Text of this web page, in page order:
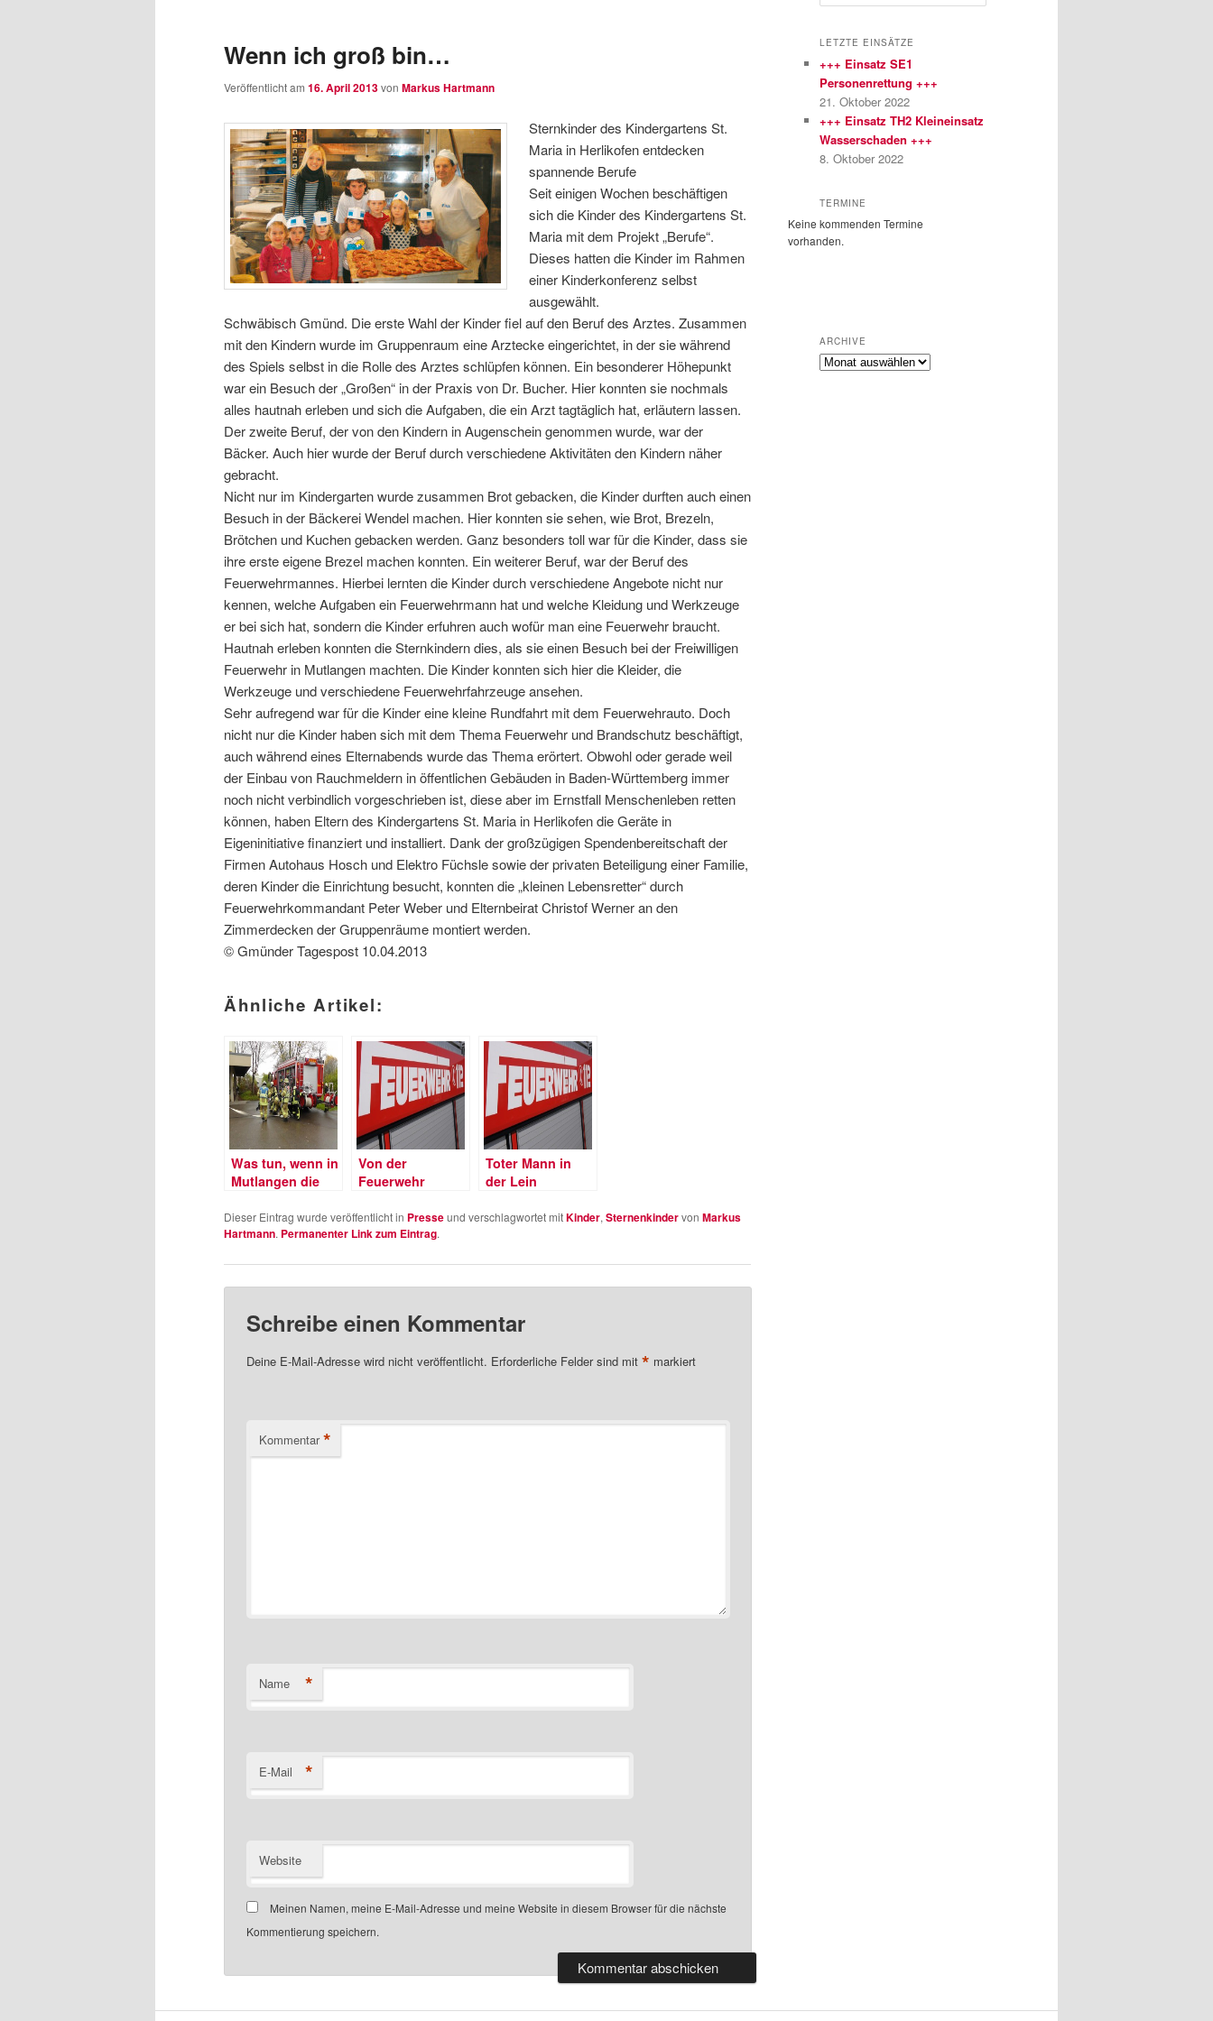
wechseln
Wenn ich groß bin…
Veröffentlicht am 16. April 2013von Markus Hartmann
Sternkinder des Kindergartens St.
Maria in Herlikofen entdecken
spannende Berufe
Seit einigen Wochen beschäftigen
sich die Kinder des Kindergartens St.
Maria mit dem Projekt „Berufe“.
Dieses hatten die Kinder im Rahmen
einer Kinderkonferenz selbst
ausgewählt.
Schwäbisch Gmünd. Die erste Wahl der Kinder fiel auf den Beruf des Arztes. Zusammen
mit den Kindern wurde im Gruppenraum eine Arztecke eingerichtet, in der sie während
des Spiels selbst in die Rolle des Arztes schlüpfen können. Ein besonderer Höhepunkt
war ein Besuch der „Großen“ in der Praxis von Dr. Bucher. Hier konnten sie nochmals
alles hautnah erleben und sich die Aufgaben, die ein Arzt tagtäglich hat, erläutern lassen.
Der zweite Beruf, der von den Kindern in Augenschein genommen wurde, war der
Bäcker. Auch hier wurde der Beruf durch verschiedene Aktivitäten den Kindern näher
gebracht.
Nicht nur im Kindergarten wurde zusammen Brot gebacken, die Kinder durften auch einen
Besuch in der Bäckerei Wendel machen. Hier konnten sie sehen, wie Brot, Brezeln,
Brötchen und Kuchen gebacken werden. Ganz besonders toll war für die Kinder, dass sie
ihre erste eigene Brezel machen konnten. Ein weiterer Beruf, war der Beruf des
Feuerwehrmannes. Hierbei lernten die Kinder durch verschiedene Angebote nicht nur
kennen, welche Aufgaben ein Feuerwehrmann hat und welche Kleidung und Werkzeuge
er bei sich hat, sondern die Kinder erfuhren auch wofür man eine Feuerwehr braucht.
Hautnah erleben konnten die Sternkindern dies, als sie einen Besuch bei der Freiwilligen
Feuerwehr in Mutlangen machten. Die Kinder konnten sich hier die Kleider, die
Werkzeuge und verschiedene Feuerwehrfahrzeuge ansehen.
Sehr aufregend war für die Kinder eine kleine Rundfahrt mit dem Feuerwehrauto. Doch
nicht nur die Kinder haben sich mit dem Thema Feuerwehr und Brandschutz beschäftigt,
auch während eines Elternabends wurde das Thema erörtert. Obwohl oder gerade weil
der Einbau von Rauchmeldern in öffentlichen Gebäuden in Baden-Württemberg immer
noch nicht verbindlich vorgeschrieben ist, diese aber im Ernstfall Menschenleben retten
können, haben Eltern des Kindergartens St. Maria in Herlikofen die Geräte in
Eigeninitiative finanziert und installiert. Dank der großzügigen Spendenbereitschaft der
Firmen Autohaus Hosch und Elektro Füchsle sowie der privaten Beteiligung einer Familie,
deren Kinder die Einrichtung besucht, konnten die „kleinen Lebensretter“ durch
Feuerwehrkommandant Peter Weber und Elternbeirat Christof Werner an den
Zimmerdecken der Gruppenräume montiert werden.
© Gmünder Tagespost 10.04.2013
Ähnliche Artikel:
Was tun, wenn in
Mutlangen die
brennt?
Von der
Feuerwehr
Toter Mann in
der Lein
Dieser Eintrag wurde veröffentlicht in Presseund verschlagwortet mitKinder, Sternenkindervon Markus
Hartmann. Permanenter Link zum Eintrag.
Schreibe einen Kommentar
Deine E-Mail-Adresse wird nicht veröffentlicht. Erforderliche Felder sind mit* markiert
Kommentar *
Name *
E-Mail *
Website
Meinen Namen, meine E-Mail-Adresse und meine Website in diesem Browser für die nächste
Kommentierung speichern.
u
h
n
LETZTE EINSÄTZE
+++ Einsatz SE1
Personenrettung +++
21. Oktober 2022
+++ Einsatz TH2 Kleineinsatz
Wasserschaden +++
8. Oktober 2022
TERMINE
Keine kommenden Termine
vorhanden.
ARCHIVE
Archive